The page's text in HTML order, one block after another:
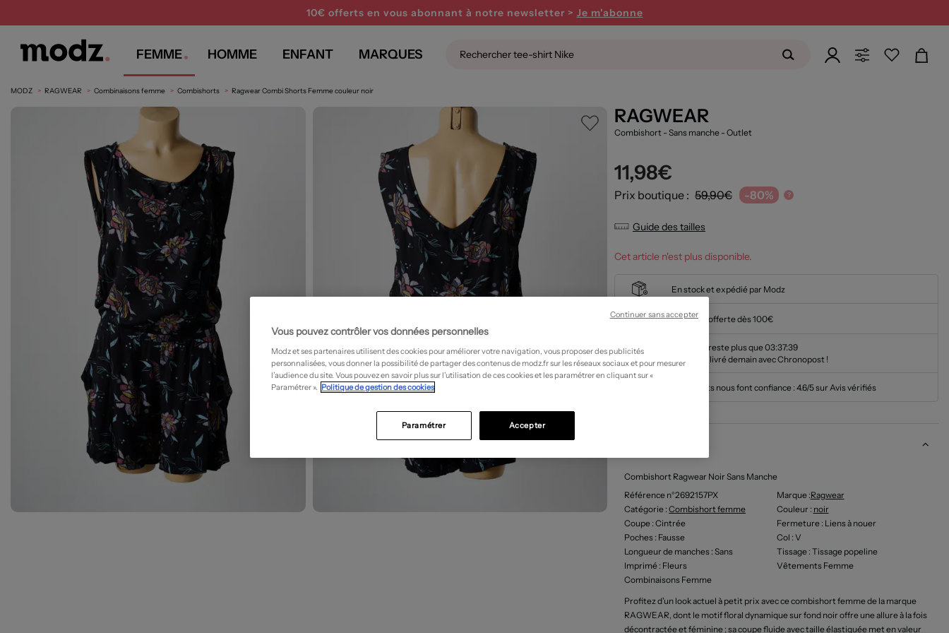
10€ offerts en vous abonnant à notre newsletter > Je m'abonne
FEMME HOMME ENFANT MARQUES
MODZ RAGWEAR Combinaisons femme Combishorts Ragwear Combi Shorts Femme couleur noir
RAGWEAR
Combishort - Sans manche - Outlet
11,98€
Prix boutique : 59,90€ -80% ?
Guide des tailles
Cet article n'est plus disponible.
En stock et expédié par Modz
Livraison offerte dès 100€
Il ne vous reste plus que03:37:38
pour être livré demain avec Chronopost !
Nos clients nous font confiance : 4.6/5 sur Avis vérifiés
Combishort Ragwear Noir Sans Manche
Référence n°2692157PX
Marque :Ragwear
Catégorie : Combishort femme Couleur : noir
Coupe : Cintrée Fermeture: Liens à nouer
Poches : Fausse Col : V
Longueur de manches : Sans Tissage: Tissage popeline
Imprimé : Fleurs
Vêtements Femme
Combinaisons Femme
Profitez d’un look actuel à petit prix avec ce combishort femme de la marque
RAGWEAR, dont le motif floral dynamique sur fond noir offre une allure à la fois
décontractée et féminine ; sa coupe fluide avec taille élastiquée met en valeur
Vous pouvez contrôler vos données personnelles
Modz et ses partenaires utilisent des cookies pour améliorer votre navigation, vous proposer des publicités
personnalisées, vous donner la possibilité de partager des contenus de modz.fr sur les réseaux sociaux et pour mesurer
l’audience du site. Vous pouvez en savoir plus sur l’utilisation de ces cookies et les paramétrer en cliquant sur «
Paramétrer ». Politique de gestion des cookies
Accepter
Paramétrer
Continuer sans accepter